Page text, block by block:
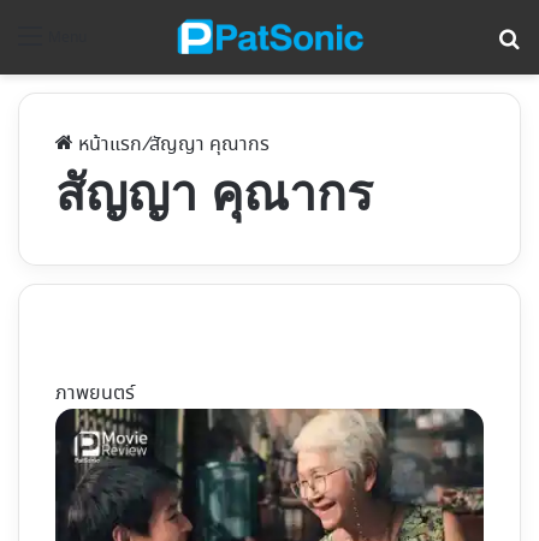
หน้าแรก/สัญญา คุณากร
สัญญา คุณากร
ภาพยนตร์